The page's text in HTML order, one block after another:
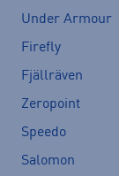
Under Armour
Firefly
Fjällräven
Zeropoint
Speedo
Salomon